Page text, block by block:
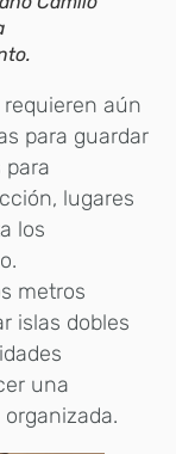
aún
para guardar
para
lugares
los
metros
islas dobles
una